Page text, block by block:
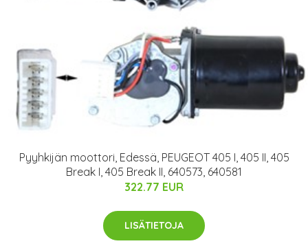
Pyyhkijän moottori, Edessä, PEUGEOT 405 I, 405 II, 405
Break I, 405 Break II, 640573, 640581
322.77 EUR
LISÄTIETOJA